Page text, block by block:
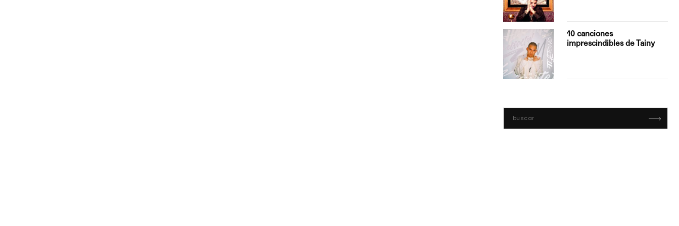
10 canciones
imprescindibles de Tainy